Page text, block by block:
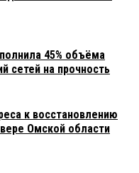
45% объёма
сетей на прочность
к восстановлению
Омской области